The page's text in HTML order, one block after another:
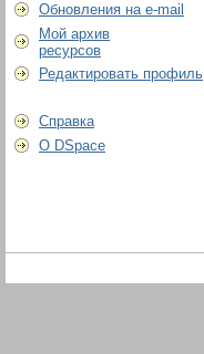
Обновления на e-mail
Мой архив
ресурсов
Редактировать профиль
Справка
О DSpace